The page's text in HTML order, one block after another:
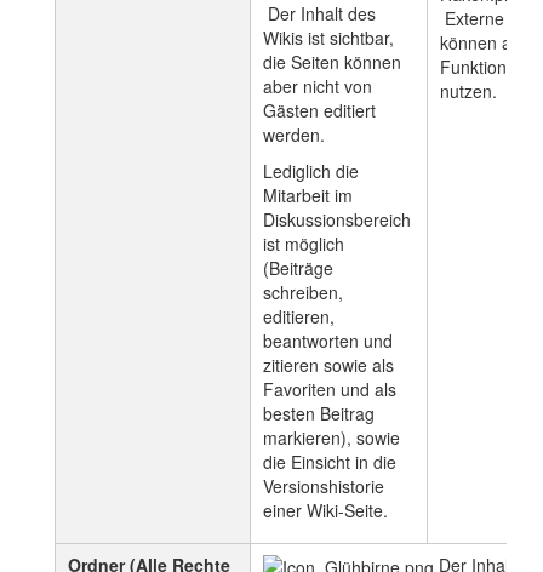
Der Inhalt des
Wikis ist sichtbar,
die Seiten können
aber nicht von
Gästen editiert
werden.
Lediglich die
Mitarbeit im
Diskussionsbereich
ist möglich
(Beiträge
schreiben,
editieren,
beantworten und
zitieren sowie als
Favoriten und als
besten Beitrag
markieren), sowie
die Einsicht in die
Versionshistorie
einer Wiki-Seite.
Externe
können alle
Funktionen
nutzen.
Ordner (Alle Rechte
Der Inhalt